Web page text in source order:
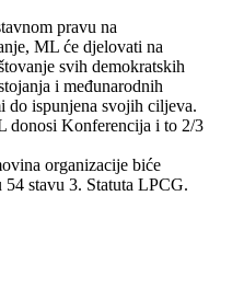
pravu na
ML će djelovati na
svih demokratskih
i međunarodnih
do ispunjena svojih ciljeva.
donosi Konferencija i to 2/3
organizacije biće
stavu 3. Statuta LPCG.